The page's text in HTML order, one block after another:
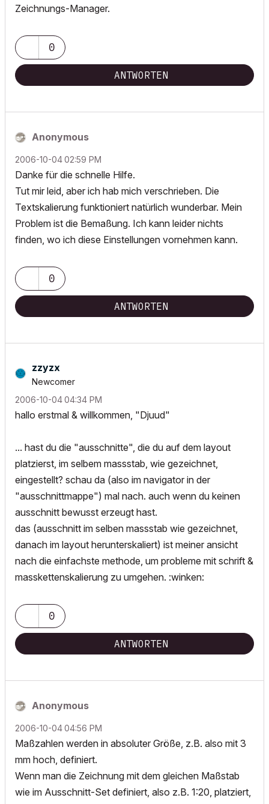
Zeichnungs-Manager.
0
ANTWORTEN
Anonymous
‎2006-10-0402:59 PM
Danke für die schnelle Hilfe.
Tut mir leid, aber ich hab mich verschrieben. Die
Textskalierung funktioniert natürlich wunderbar. Mein
Problem ist die Bemaßung. Ich kann leider nichts
finden, wo ich diese Einstellungen vornehmen kann.
0
ANTWORTEN
zzyzx
Newcomer
‎2006-10-0404:34 PM
hallo erstmal & willkommen, "Djuud"
... hast du die "ausschnitte", die du auf dem layout
platzierst, im selbem massstab, wie gezeichnet,
eingestellt? schau da (also im navigator in der
"ausschnittmappe") mal nach. auch wenn du keinen
ausschnitt bewusst erzeugt hast.
das (ausschnitt im selben massstab wie gezeichnet,
danach im layout herunterskaliert) ist meiner ansicht
nach die einfachste methode, um probleme mit schrift &
masskettenskalierung zu umgehen. :winken:
0
ANTWORTEN
Anonymous
‎2006-10-0404:56 PM
Maßzahlen werden in absoluter Größe, z.B. also mit 3
mm hoch, definiert.
Wenn man die Zeichnung mit dem gleichen Maßstab
wie im Ausschnitt-Set definiert, also z.B. 1:20, platziert,